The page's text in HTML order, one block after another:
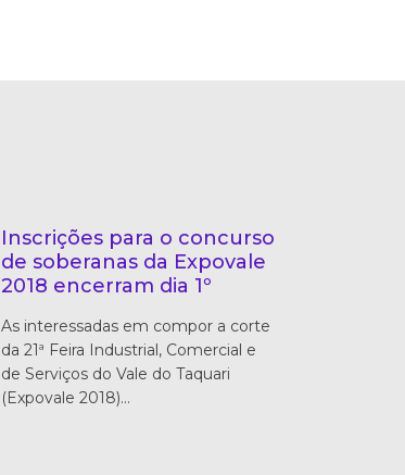
Inscrições para o concurso
de soberanas da Expovale
2018 encerram dia 1º
As interessadas em compor a corte
da 21ª Feira Industrial, Comercial e
de Serviços do Vale do Taquari
(Expovale 2018)…